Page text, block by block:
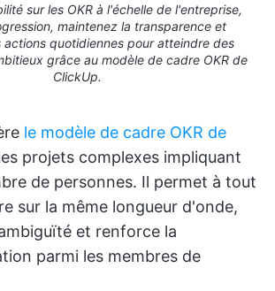
sur les OKR à l'échelle de l'entreprise,
maintenez la transparence et
actions quotidiennes pour atteindre des
grâce au modèle de cadre OKR de
ClickUp.
le modèle de cadre OKR de
projets complexes impliquant
de personnes. Il permet à tout
sur la même longueur d'onde,
et renforce la
parmi les membres de